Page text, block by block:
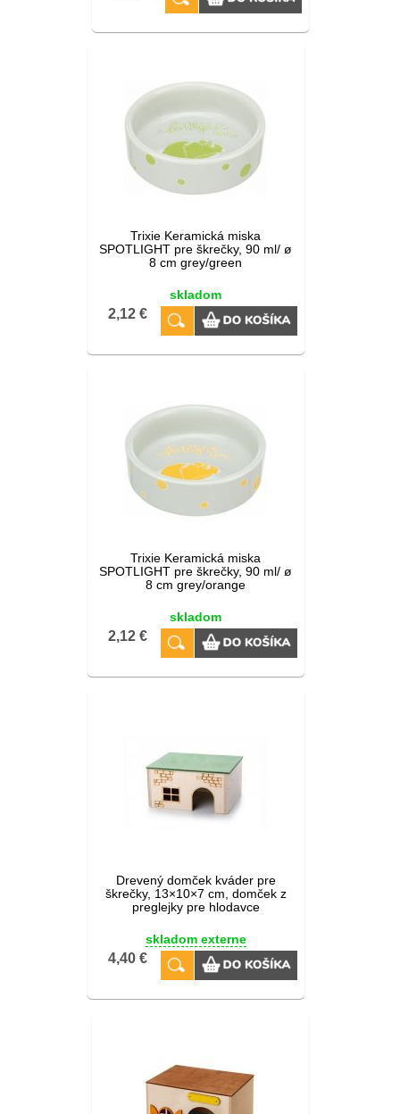
Trixie Keramická miska
SPOTLIGHT pre škrečky, 90 ml/ ø
8 cm grey/green
skladom
2,12 €
Trixie Keramická miska
SPOTLIGHT pre škrečky, 90 ml/ ø
8 cm grey/orange
skladom
2,12 €
Drevený domček kváder pre
škrečky, 13×10×7 cm, domček z
preglejky pre hlodavce
skladom externe
4,40 €